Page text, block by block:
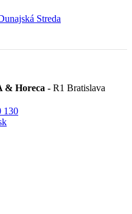
Streda
& Horeca - R1 Bratislava
130